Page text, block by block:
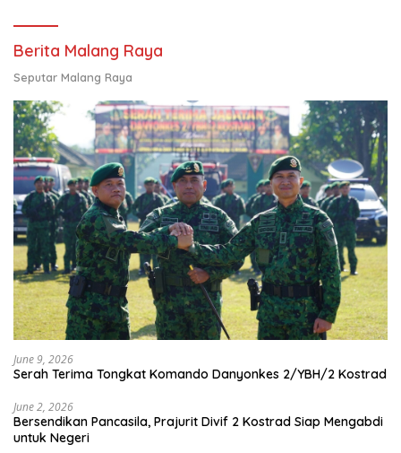
Berita Malang Raya
Seputar Malang Raya
June 9, 2026
Serah Terima Tongkat Komando Danyonkes 2/YBH/2 Kostrad
June 2, 2026
Bersendikan Pancasila, Prajurit Divif 2 Kostrad Siap Mengabdi
untuk Negeri